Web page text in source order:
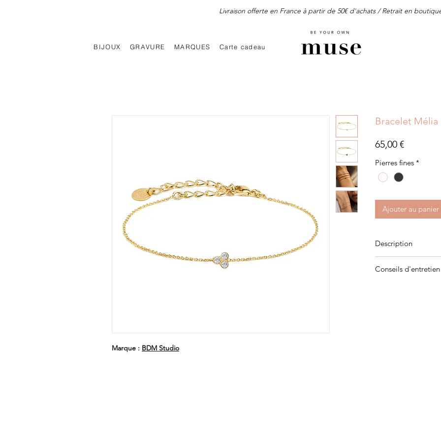
Livraison offerte en France à partir de 50€ d'achats / Retrait en
BIJOUX GRAVURE MARQUES Carte cadeau
Marque : BDM Studio
Bracelet Mélia
65,00 €Prix
Pierres fines *
Ajouter au panier
Description
Conseils d'entretien